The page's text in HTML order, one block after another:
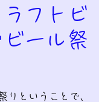
フトビ
ール祭
りということで、